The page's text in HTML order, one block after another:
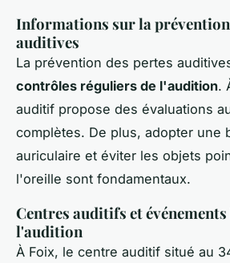
Informations sur la prévention
auditives
La prévention des pertes
contrôles réguliers de l'audition.
auditif propose des évaluations
complètes. De plus, adopter une
auriculaire et éviter les objets
l'oreille sont fondamentaux.
Centres auditifs et
l'audition
À Foix, le centre auditif situé au